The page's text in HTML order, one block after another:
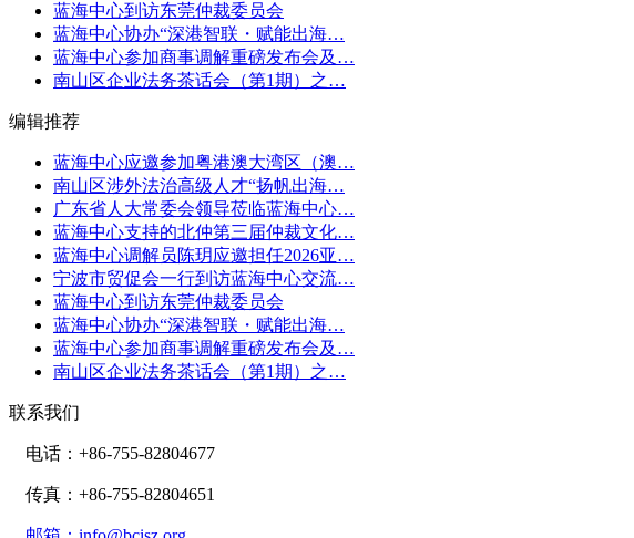
蓝海中心到访东莞仲裁委员会
蓝海中心协办“深港智联・赋能出海…
蓝海中心参加商事调解重磅发布会及…
南山区企业法务茶话会（第1期）之…
编辑推荐
蓝海中心应邀参加粤港澳大湾区（澳…
南山区涉外法治高级人才“扬帆出海…
广东省人大常委会领导莅临蓝海中心…
蓝海中心支持的北仲第三届仲裁文化…
蓝海中心调解员陈玥应邀担任2026亚…
宁波市贸促会一行到访蓝海中心交流…
蓝海中心到访东莞仲裁委员会
蓝海中心协办“深港智联・赋能出海…
蓝海中心参加商事调解重磅发布会及…
南山区企业法务茶话会（第1期）之…
联系我们
电话：+86-755-82804677
传真：+86-755-82804651